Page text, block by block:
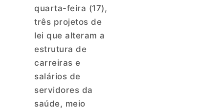
quarta-feira (17),
três projetos de
lei que alteram a
estrutura de
carreiras e
salários de
servidores da
saúde, meio